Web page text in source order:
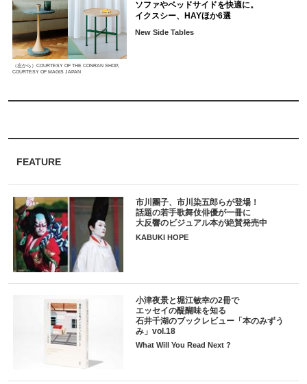
FEATURE
市川團子、市川染五郎らが登場！
話題の若手歌舞伎俳優が一冊に
大反響のビジュアル本が絶賛発売中
KABUKI HOPE
小津夜景と堀江敏幸の2冊で
エッセイの醍醐味を知る
石井千湖のブックレビュー「本のみずう
み」vol.18
What Will You Read Next ?
（左から）COURTESY OF THE CONRAN SHOP,
COURTESY OF MAGIS JAPAN
ソファやベッドサイドを快適に。
イクスシー、HAYほか6選
New Side Tables